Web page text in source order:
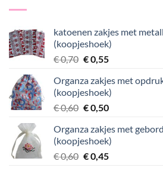
katoenen zakjes met
(koopjeshoek)
€0,70 Oorspronkelijke
was:
€ 0,70.
€0,55Huidige
is:
€ 0,55.
Organza zakjes met
(koopjeshoek)
€0,60 Oorspronkelijke
was:
€ 0,60.
€0,50Huidige
is:
€ 0,50.
Organza zakjes met
(koopjeshoek)
€0,60 Oorspronkelijke
€0,45Huidige